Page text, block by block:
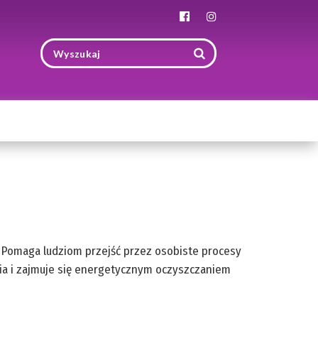
ludziom przejść przez osobiste procesy
i zajmuje się energetycznym oczyszczaniem